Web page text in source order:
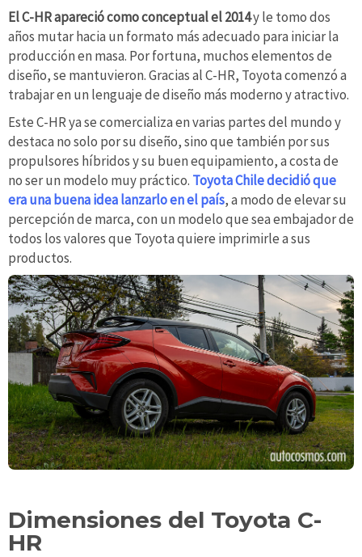
El C-HR apareció como conceptual el 2014y le tomo dos
años mutar hacia un formato más adecuado para iniciar la
producción en masa. Por fortuna, muchos elementos de
diseño, se mantuvieron. Gracias al C-HR, Toyota comenzó a
trabajar en un lenguaje de diseño más moderno y atractivo.
Este C-HR ya se comercializa en varias partes del mundo y
destaca no solo por su diseño, sino que también por sus
propulsores híbridos y su buen equipamiento, a costa de
no ser un modelo muy práctico. Toyota Chile decidió que
era una buena idea lanzarlo en el país, a modo de elevar su
percepción de marca, con un modelo que sea embajador de
todos los valores que Toyota quiere imprimirle a sus
productos.
Dimensiones del Toyota C-
HR